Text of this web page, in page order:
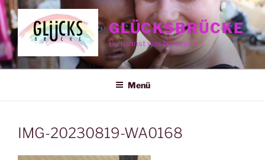
Zum
Inhalt
springen
GLÜCKSBRÜCKE
Du kannst was bewegen
Menü
IMG-20230819-WA0168